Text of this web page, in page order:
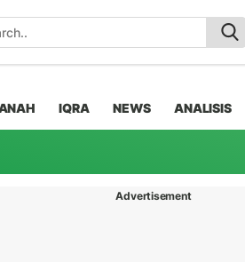
IQRA NEWS ANALISIS
Advertisement